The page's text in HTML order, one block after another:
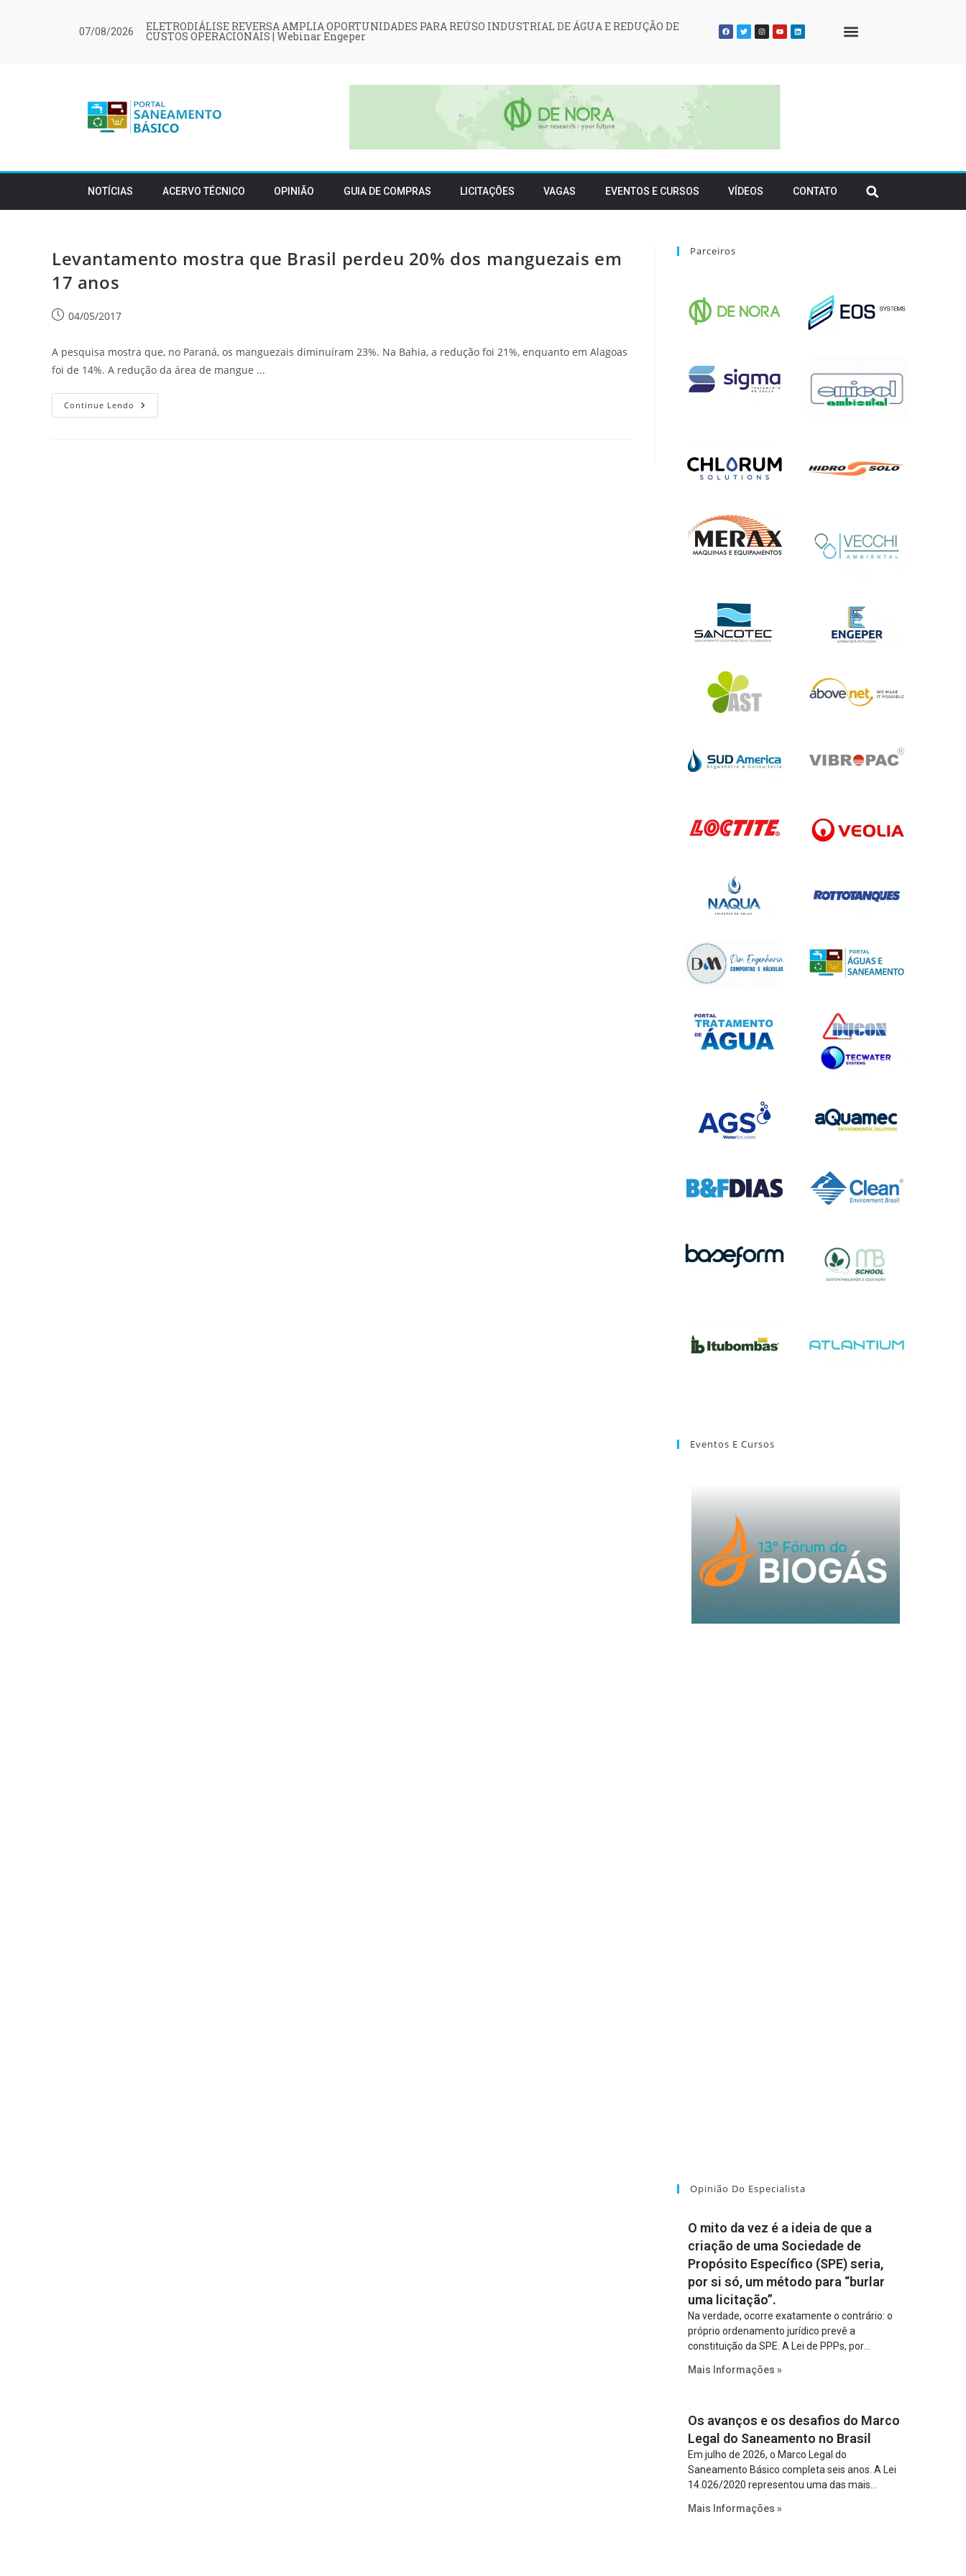
07/08/2026 ELETRODIÁLISE REVERSA AMPLIA OPORTUNIDADES PARA REÚSO INDUSTRIAL DE ÁGUA E REDUÇÃO DE
CUSTOS OPERACIONAIS | Webinar Engeper
NOTÍCIAS ACERVO TÉCNICO OPINIÃO GUIA DE COMPRAS LICITAÇÕES VAGAS EVENTOS E CURSOS VÍDEOS CONTATO
Levantamento mostra que Brasil perdeu 20% dos manguezais em
17 anos
04/05/2017
A pesquisa mostra que, no Paraná, os manguezais diminuíram 23%. Na Bahia, a redução foi 21%, enquanto em Alagoas
foi de 14%. A redução da área de mangue ...
Continue Lendo
Parceiros
Eventos E Cursos
Opinião Do Especialista
O mito da vez é a ideia de que a
criação de uma Sociedade de
Propósito Específico (SPE) seria,
por si só, um método para “burlar
uma licitação”.
Na verdade, ocorre exatamente o contrário: o
próprio ordenamento jurídico prevê a
constituição da SPE. A Lei de PPPs, por
constitua uma SPE para implantar e gerir o
Lei de Concessões, a figura é facultativa e
sujeita a uma escolha racional de projeto a
projeto.
Mais Informações »
Os avanços e os desafios do Marco
Legal do Saneamento no Brasil
Em julho de 2026, o Marco Legal do
Saneamento Básico completa seis anos. A Lei
14.026/2020 representou uma das mais
estabelecer metas claras para a
Mais Informações »